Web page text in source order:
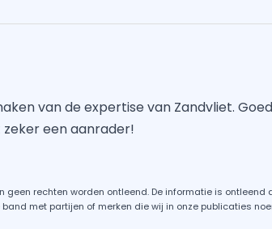
van de expertise van Zandvliet.
een aanrader!
rechten worden ontleend. De informatie is ontleend
met partijen of merken die wij in onze publicaties